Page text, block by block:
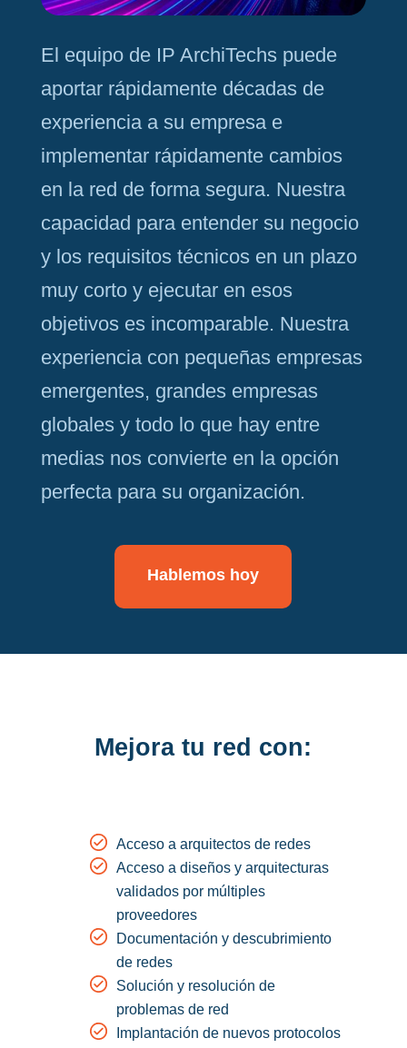
El equipo de IP ArchiTechs puede
aportar rápidamente décadas de
experiencia a su empresa e
implementar rápidamente cambios
en la red de forma segura. Nuestra
capacidad para entender su negocio
y los requisitos técnicos en un plazo
muy corto y ejecutar en esos
objetivos es incomparable. Nuestra
experiencia con pequeñas empresas
emergentes, grandes empresas
globales y todo lo que hay entre
medias nos convierte en la opción
perfecta para su organización.
Hablemos hoy
Mejora tu red con:
Acceso a arquitectos de redes
Acceso a diseños y arquitecturas
validados por múltiples
proveedores
Documentación y descubrimiento
de redes
Solución y resolución de
problemas de red
Implantación de nuevos protocolos